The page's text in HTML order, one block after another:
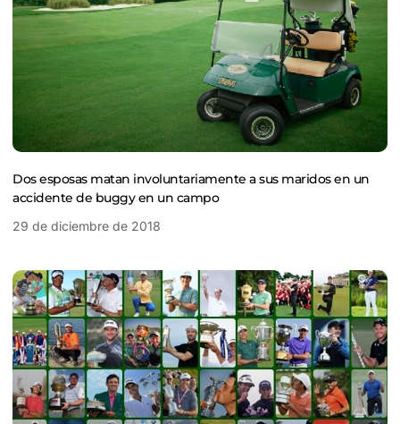
Dos esposas matan involuntariamente a sus maridos en un
accidente de buggy en un campo
29 de diciembre de 2018